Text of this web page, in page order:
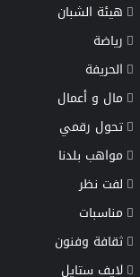
هيئة الشبان
رياضة
الحريفة
مال و أعمال
تحول رقمي
مواهب بلدنا
لفت نظر
مناسبات
ثقافة وفنون
لايف ستايل